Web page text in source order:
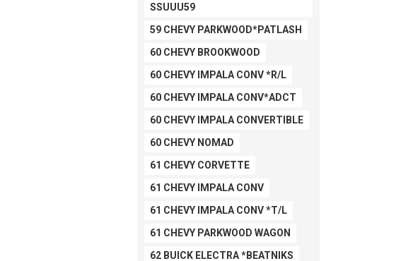
SSUUU59
59 CHEVY PARKWOOD*PATLASH
60 CHEVY BROOKWOOD
60 CHEVY IMPALA CONV *R/L
60 CHEVY IMPALA CONV*ADCT
60 CHEVY IMPALA CONVERTIBLE
60 CHEVY NOMAD
61 CHEVY CORVETTE
61 CHEVY IMPALA CONV
61 CHEVY IMPALA CONV *T/L
61 CHEVY PARKWOOD WAGON
62 BUICK ELECTRA *BEATNIKS